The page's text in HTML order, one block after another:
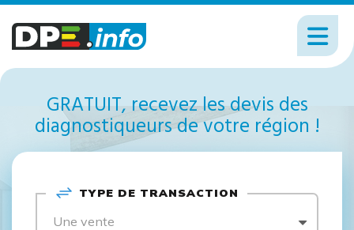
GRATUIT, recevez les devis des
diagnostiqueurs de votre région !
TYPE DE TRANSACTION
Une vente